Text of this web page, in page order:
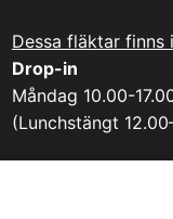
Dessa fläktar finns
Drop-in
Måndag 10.00-
(Lunchstängt